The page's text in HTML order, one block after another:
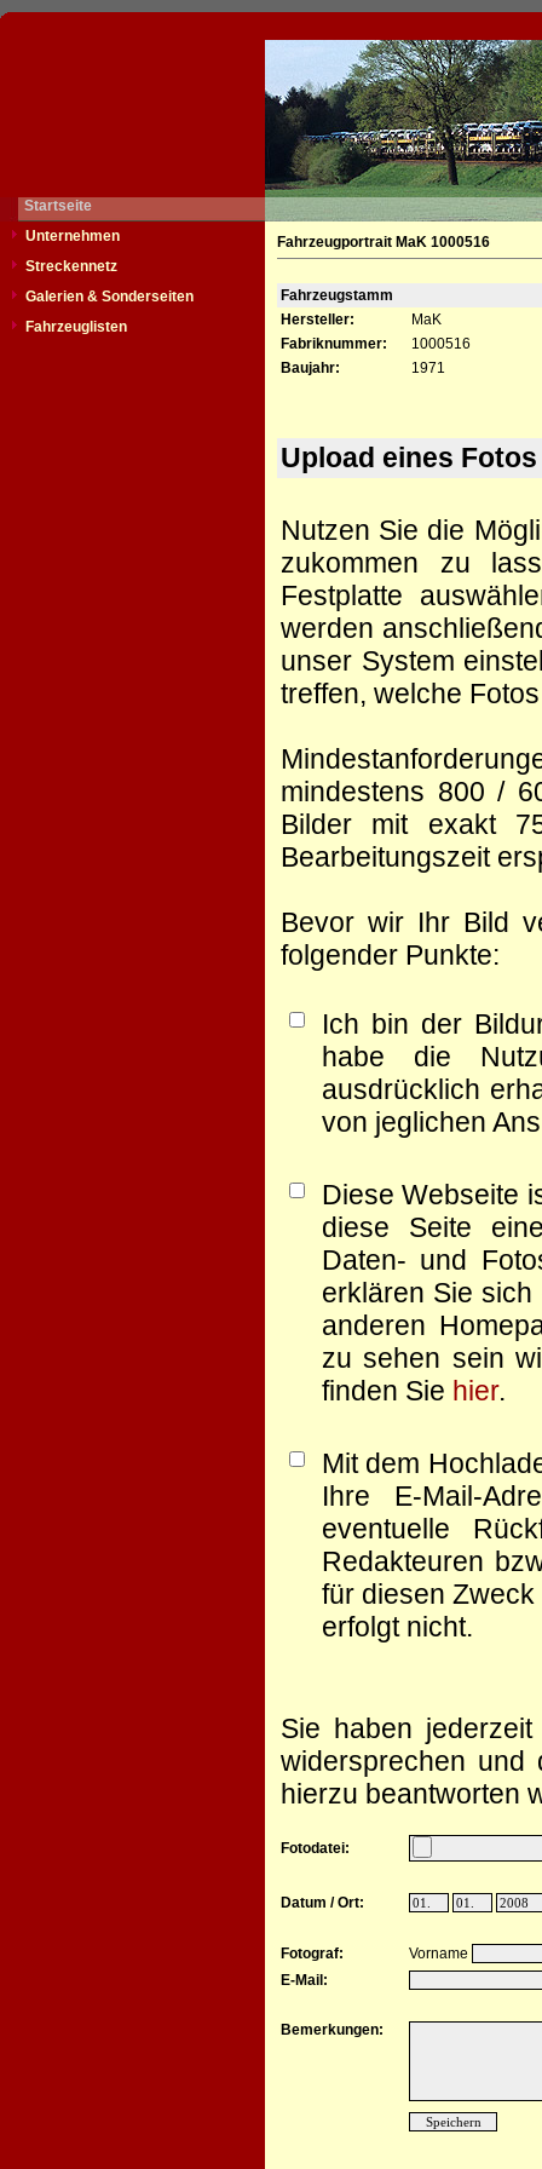
Startseite
Unternehmen
Streckennetz
Galerien & Sonderseiten
Fahrzeuglisten
Fahrzeugportrait MaK 1000516
Fahrzeugstamm
Hersteller:
MaK
Fabriknummer:
1000516
Baujahr:
1971
Upload eines
Nutzen Sie die
zukommen zu
Festplatte
werden
unser System
treffen, welche
mindestens 800 /
Bilder mit exakt
Bearbeitungszeit
Bevor wir Ihr Bild
folgender Punkte:
Ich bin der
habe die
ausdrücklich
von jeglichen
Diese Webseite
diese Seite
Daten- und
erklären Sie
anderen
zu sehen sein
finden Sie hier.
Mit dem
Ihre E-Mail-
eventuelle
Redakteuren
für diesen
erfolgt nicht.
Sie haben
widersprechen
hierzu beantworten
Fotodatei:
Datum / Ort:
Fotograf:
Vorname
E-Mail:
Bemerkungen: